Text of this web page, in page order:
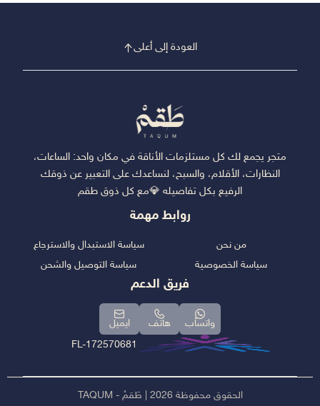
العودة إلى أعلى
متجر يجمع لك كل مستلزمات الأناقة في مكان واحد: الساعات،
النظارات، الأقلام، والسبح، لنساعدك على التعبير عن ذوقك
الرفيع بكل تفاصيله 💎مع كل ذوق طقم
روابط مهمة
من نحن
سياسة الخصوصية
سياسة الاستبدال والاسترجاع
سياسة التوصيل والشحن
فريق الدعم
واتساب هاتف
ايميل
FL-172570681
الحقوق محفوظة 2026 | طَقمْ - TAQUM